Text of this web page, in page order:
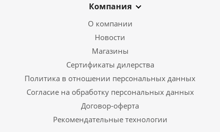
Компания
О компании
Новости
Магазины
Сертификаты дилерства
Политика в отношении персональных данных
Согласие на обработку персональных данных
Договор-оферта
Рекомендательные технологии